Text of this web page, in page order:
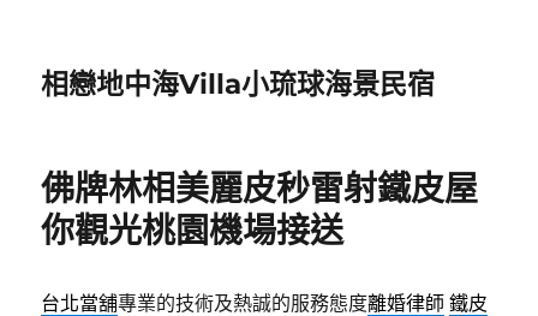
相戀地中海Villa小琉球海景民宿
佛牌林相美麗皮秒雷射鐵皮屋
你觀光桃園機場接送
台北當舖專業的技術及熱誠的服務態度離婚律師 鐵皮